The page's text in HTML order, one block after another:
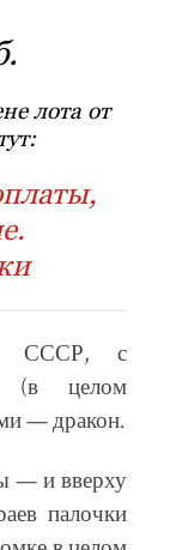
лота от
СССР, с
(в целом
— дракон.
— и вверху
палочки